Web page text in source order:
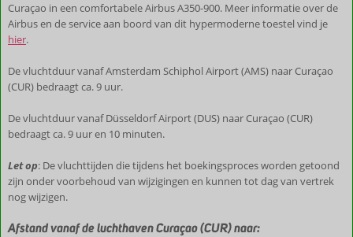
Curaçao in een comfortabele Airbus A350-900. Meer informatie over de
Airbus en de service aan boord van dit hypermoderne toestel vind je
hier.
De vluchtduur vanaf Amsterdam Schiphol Airport (AMS) naar Curaçao
(CUR) bedraagt ca. 9 uur.
De vluchtduur vanaf Düsseldorf Airport (DUS) naar Curaçao (CUR)
bedraagt ca. 9 uur en 10 minuten.
Let op: De vluchttijden die tijdens het boekingsproces worden getoond
zijn onder voorbehoud van wijzigingen en kunnen tot dag van vertrek
nog wijzigen.
Afstand vanaf de luchthaven Curaçao (CUR) naar: